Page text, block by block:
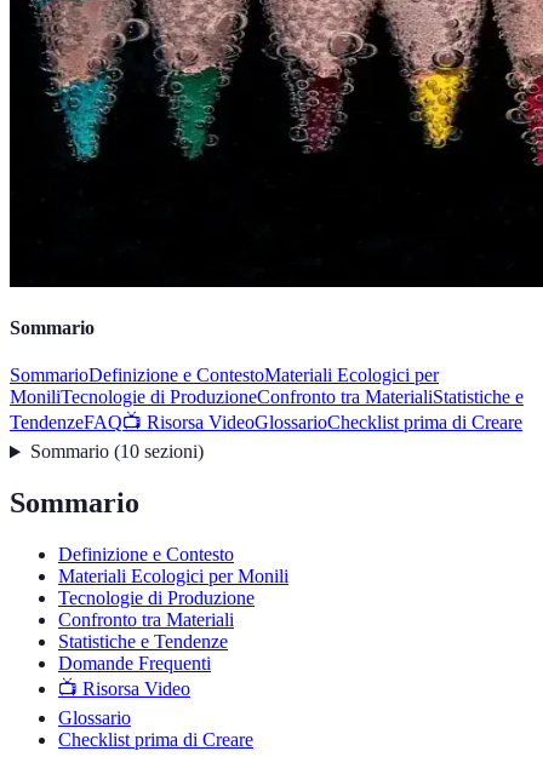
Sommario
SommarioDefinizione e ContestoMateriali Ecologici per
MoniliTecnologie di ProduzioneConfronto tra MaterialiStatistiche e
TendenzeFAQ📺 Risorsa VideoGlossarioChecklist prima di Creare
Sommario(10 sezioni)
Sommario
Definizione e Contesto
Materiali Ecologici per Monili
Tecnologie di Produzione
Confronto tra Materiali
Statistiche e Tendenze
Domande Frequenti
📺 Risorsa Video
Glossario
Checklist prima di Creare